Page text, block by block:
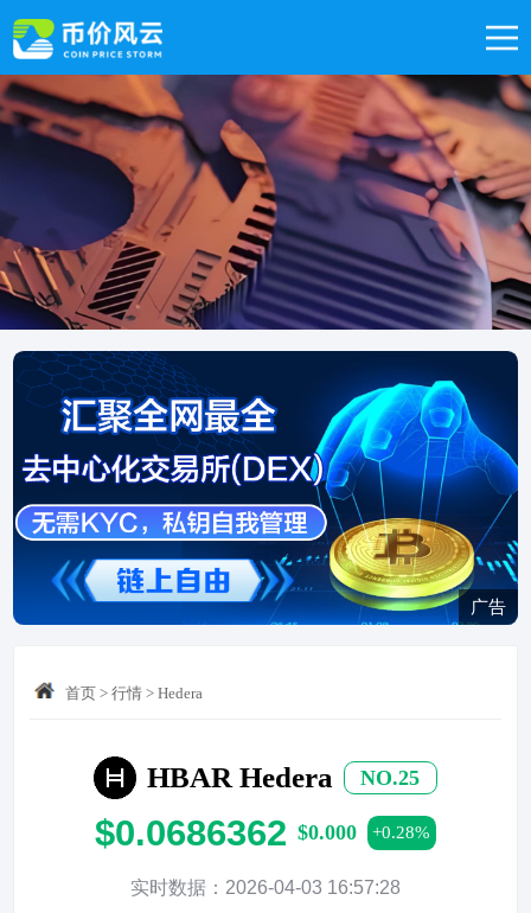
广告
首页 >行情 >Hedera
HBAR Hedera NO.25
$0.0686362 $0.000 +0.28%
实时数据：2026-04-03 16:57:28